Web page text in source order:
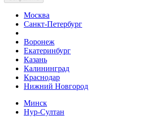
Москва
Санкт-Петербург
Воронеж
Екатеринбург
Казань
Калининград
Краснодар
Нижний Новгород
Минск
Нур-Султан